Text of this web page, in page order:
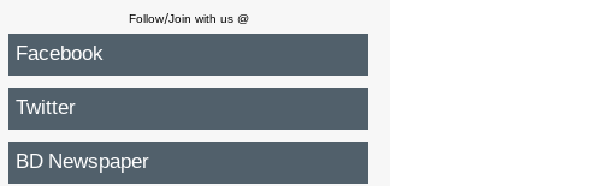
Follow/Join with us @
Facebook
Twitter
BD Newspaper